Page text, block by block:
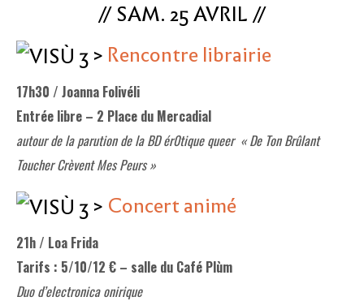
// SAM. 25 AVRIL //
> Rencontre librairie
17h30 / Joanna Folivéli
Entrée libre – 2 Place du Mercadial
autour de la parution de la BD ér0tique queer « De Ton Brûlant
Toucher Crèvent Mes Peurs »
> Concert animé
21h / Loa Frida
Tarifs : 5/10/12 € – salle du Café Plùm
Duo d’electronica onirique